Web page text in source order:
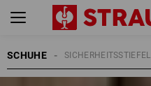
SCHUHE SICHERHEITSSTIEFEL